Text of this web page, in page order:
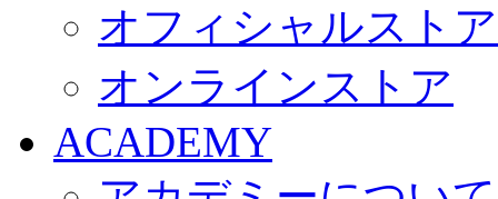
オフィシャルスト
オンラインストア
ACADEMY